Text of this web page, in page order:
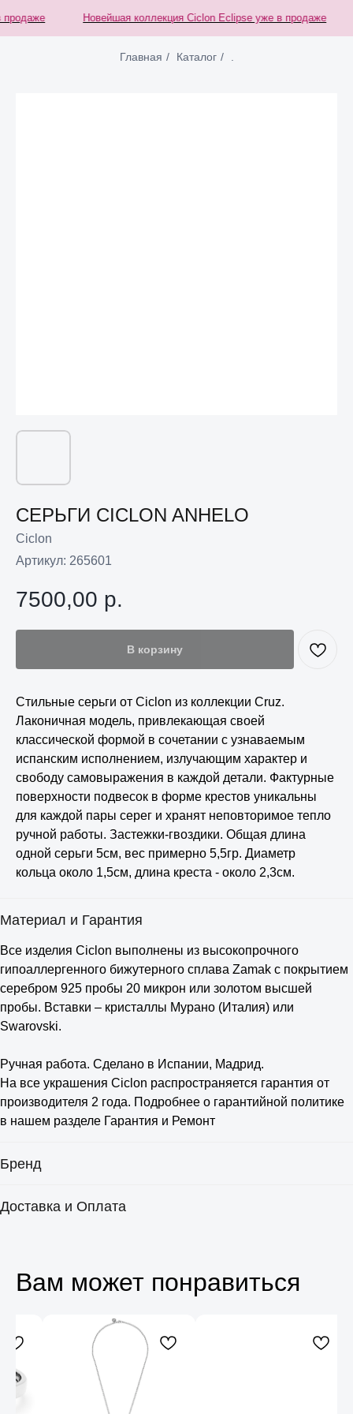
Новейшая коллекция Ciclon Eclipse уже в продаже
Главная / Каталог /
СЕРЬГИ CICLON ANHELO
Ciclon
Артикул: 265601
7500,00 р.
В корзину
Стильные серьги от Ciclon из коллекции Cruz.
Лаконичная модель, привлекающая своей
классической формой в сочетании с узнаваемым
испанским исполнением, излучающим характер и
свободу самовыражения в каждой детали. Фактурные
поверхности подвесок в форме крестов уникальны
для каждой пары серег и хранят неповторимое тепло
ручной работы. Застежки-гвоздики. Общая длина
одной серьги 5см, вес примерно 5,5гр. Диаметр
кольца около 1,5см, длина креста - около 2,3см.
Материал и Гарантия
Все изделия Ciclon выполнены из высокопрочного
гипоаллергенного бижутерного сплава Zamak с покрытием
серебром 925 пробы 20 микрон или золотом высшей
пробы. Вставки – кристаллы Мурано (Италия) или
Swarovski.
Ручная работа. Сделано в Испании, Мадрид.
На все украшения Ciclon распространяется гарантия от
производителя 2 года. Подробнее о гарантийной политике
в нашем разделе Гарантия и Ремонт
Бренд
Доставка и Оплата
Вам может понравиться